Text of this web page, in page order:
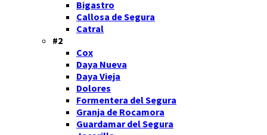
Bigastro
Callosa de Segura
Catral
#2
Cox
Daya Nueva
Daya Vieja
Dolores
Formentera del Segura
Granja de Rocamora
Guardamar del Segura